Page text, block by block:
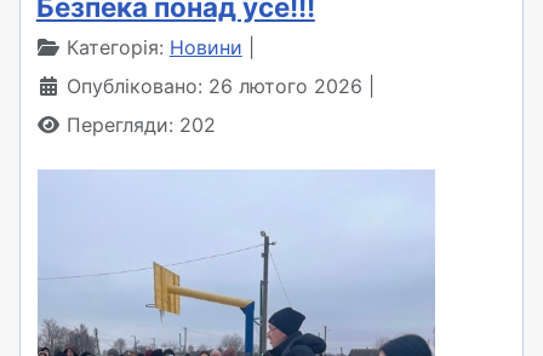
Безпека понад усе!!!
Категорія: Новини
Опубліковано: 26 лютого 2026
Перегляди: 202